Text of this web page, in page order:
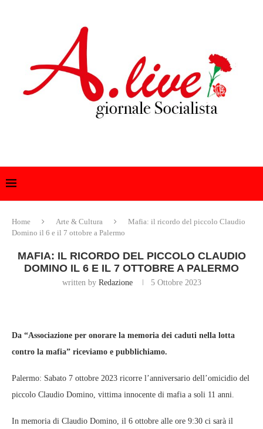
Home Arte & Cultura
Mafia: il ricordo del piccolo Claudio
Domino il 6 e il 7 ottobre a Palermo
MAFIA: IL RICORDO DEL PICCOLO CLAUDIO
DOMINO IL 6 E IL 7 OTTOBRE A PALERMO
written by Redazione 5 Ottobre 2023
Da “Associazione per onorare la memoria dei caduti nella lotta
contro la mafia” riceviamo e pubblichiamo.
Palermo: Sabato 7 ottobre 2023 ricorre l’anniversario dell’omicidio del
piccolo Claudio Domino, vittima innocente di mafia a soli 11 anni.
In memoria di Claudio Domino, il 6 ottobre alle ore 9:30 ci sarà il